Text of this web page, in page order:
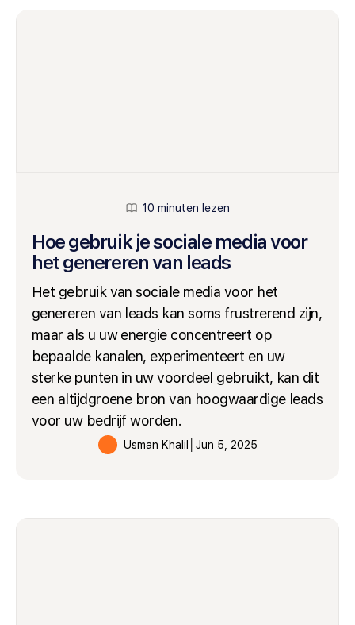
10 minuten lezen
Hoe gebruik je sociale media voor
het genereren van leads
Het gebruik van sociale media voor het
genereren van leads kan soms frustrerend zijn,
maar als u uw energie concentreert op
bepaalde kanalen, experimenteert en uw
sterke punten in uw voordeel gebruikt, kan dit
een altijdgroene bron van hoogwaardige leads
voor uw bedrijf worden.
Usman Khalil Jun 5, 2025